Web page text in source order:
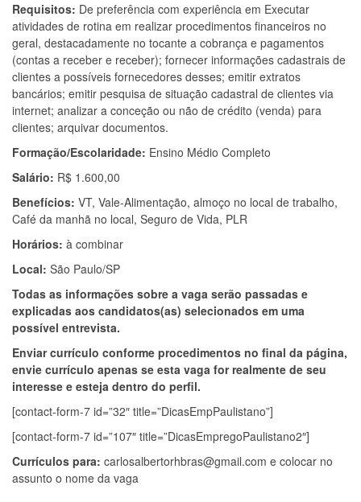
Requisitos: De preferência com experiência em Executar
atividades de rotina em realizar procedimentos financeiros no
geral, destacadamente no tocante a cobrança e pagamentos
(contas a receber e receber); fornecer informações cadastrais de
clientes a possíveis fornecedores desses; emitir extratos
bancários; emitir pesquisa de situação cadastral de clientes via
internet; analizar a conceção ou não de crédito (venda) para
clientes; arquivar documentos.
Formação/Escolaridade: Ensino Médio Completo
Salário: R$ 1.600,00
Benefícios: VT, Vale-Alimentação, almoço no local de trabalho,
Café da manhã no local, Seguro de Vida, PLR
Horários: à combinar
Local: São Paulo/SP
Todas as informações sobre a vaga serão passadas e
explicadas aos candidatos(as) selecionados em uma
possível entrevista.
Enviar currículo conforme procedimentos no final da página,
envie currículo apenas se esta vaga for realmente de seu
interesse e esteja dentro do perfil.
[contact-form-7 id=”32″ title=”DicasEmpPaulistano”]
[contact-form-7 id=”107″ title=”DicasEmpregoPaulistano2″]
Currículos para: carlosalbertorhbras@gmail.com e colocar no
assunto o nome da vaga